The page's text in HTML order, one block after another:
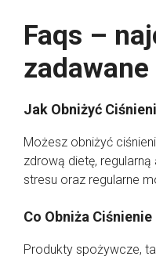
Faqs –
Jak Obniżyć
Możesz obniżyć
zdrową dietę,
stresu oraz regularne
Co Obniża
Produkty spożywcze,